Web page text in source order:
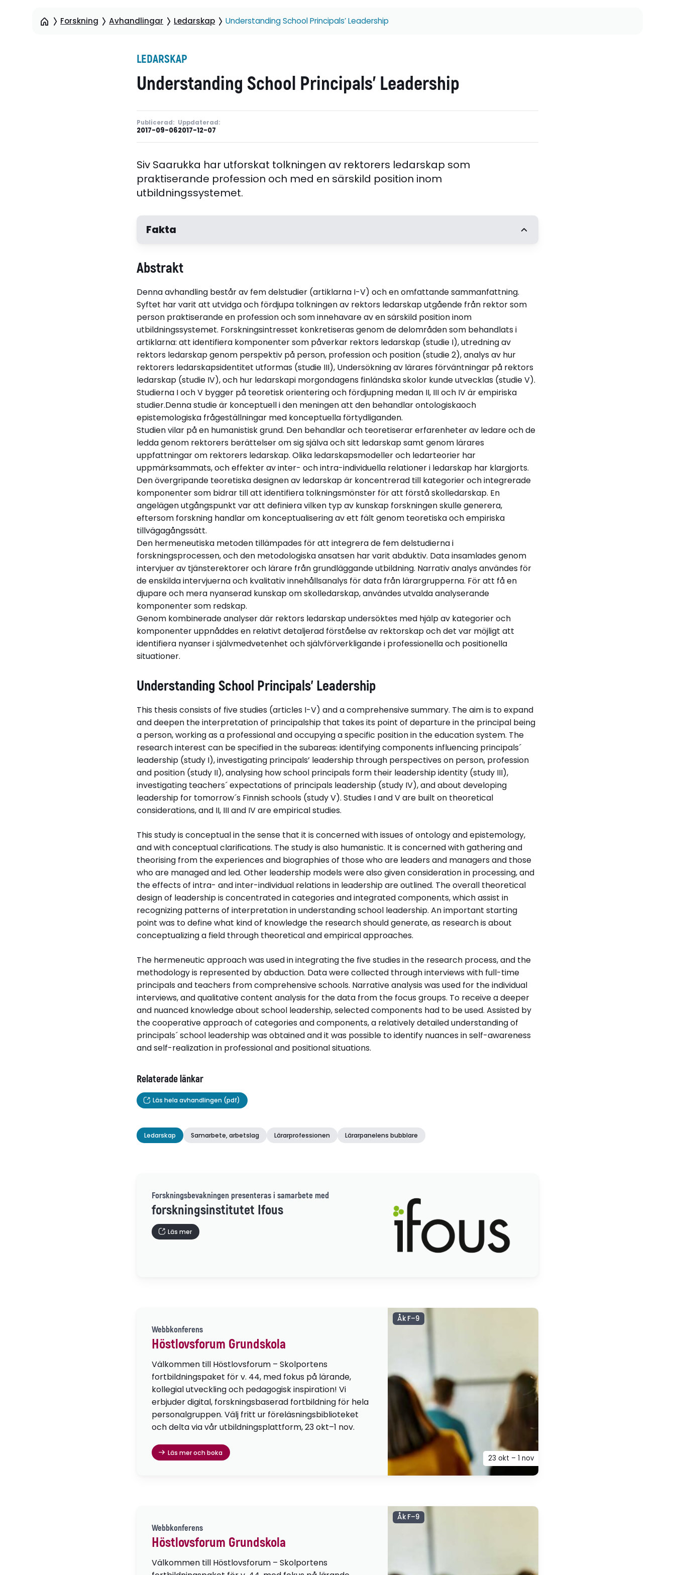
Forskning Avhandlingar Ledarskap Understanding School Principals’ Leadership
LEDARSKAP
Understanding School Principals’ Leadership
Publicerad:
2017-09-06
Uppdaterad:
2017-12-07
Siv Saarukka har utforskat tolkningen av rektorers ledarskap som
praktiserande profession och med en särskild position inom
utbildningssystemet.
Fakta
Siv Saarukka
Disputerat vid
Åbo Akademi
Disputationsdag
2017-09-15
Titel (eng)
Understanding School
Principals’ Leadership
Relaterade länkar
Läs hela avhandlingen (pdf)
Abstrakt
Denna avhandling består av fem delstudier (artiklarna I-V) och en omfattande sammanfattning.
Syftet har varit att utvidga och fördjupa tolkningen av rektors ledarskap utgående från rektor som
person praktiserande en profession och som innehavare av en särskild position inom
utbildningssystemet. Forskningsintresset konkretiseras genom de delområden som behandlats i
artiklarna: att identifiera komponenter som påverkar rektors ledarskap (studie I), utredning av
rektors ledarskap genom perspektiv på person, profession och position (studie 2), analys av hur
rektorers ledarskapsidentitet utformas (studie III), Undersökning av lärares förväntningar på rektors
ledarskap (studie IV), och hur ledarskapi morgondagens finländska skolor kunde utvecklas (studie V).
Studierna I och V bygger på teoretisk orientering och fördjupning medan II, III och IV är empiriska
studier.Denna studie är konceptuell i den meningen att den behandlar ontologiskaoch
epistemologiska frågeställningar med konceptuella förtydliganden.
Studien vilar på en humanistisk grund. Den behandlar och teoretiserar erfarenheter av ledare och de
ledda genom rektorers berättelser om sig själva och sitt ledarskap samt genom lärares
uppfattningar om rektorers ledarskap. Olika ledarskapsmodeller och ledarteorier har
uppmärksammats, och effekter av inter- och intra-individuella relationer i ledarskap har klargjorts.
Den övergripande teoretiska designen av ledarskap är koncentrerad till kategorier och integrerade
komponenter som bidrar till att identifiera tolkningsmönster för att förstå skolledarskap. En
angelägen utgångspunkt var att definiera vilken typ av kunskap forskningen skulle generera,
eftersom forskning handlar om konceptualisering av ett fält genom teoretiska och empiriska
tillvägagångssätt.
Den hermeneutiska metoden tillämpades för att integrera de fem delstudierna i
forskningsprocessen, och den metodologiska ansatsen har varit abduktiv. Data insamlades genom
intervjuer av tjänsterektorer och lärare från grundläggande utbildning. Narrativ analys användes för
de enskilda intervjuerna och kvalitativ innehållsanalys för data från lärargrupperna. För att få en
djupare och mera nyanserad kunskap om skolledarskap, användes utvalda analyserande
komponenter som redskap.
Genom kombinerade analyser där rektors ledarskap undersöktes med hjälp av kategorier och
komponenter uppnåddes en relativt detaljerad förståelse av rektorskap och det var möjligt att
identifiera nyanser i självmedvetenhet och självförverkligande i professionella och positionella
situationer.
Understanding School Principals’ Leadership
This thesis consists of five studies (articles I-V) and a comprehensive summary. The aim is to expand
and deepen the interpretation of principalship that takes its point of departure in the principal being
a person, working as a professional and occupying a specific position in the education system. The
research interest can be specified in the subareas: identifying components influencing principals´
leadership (study I), investigating principals’ leadership through perspectives on person, profession
and position (study II), analysing how school principals form their leadership identity (study III),
investigating teachers´ expectations of principals leadership (study IV), and about developing
leadership for tomorrow´s Finnish schools (study V). Studies I and V are built on theoretical
considerations, and II, III and IV are empirical studies.
This study is conceptual in the sense that it is concerned with issues of ontology and epistemology,
and with conceptual clarifications. The study is also humanistic. It is concerned with gathering and
theorising from the experiences and biographies of those who are leaders and managers and those
who are managed and led. Other leadership models were also given consideration in processing, and
the effects of intra- and inter-individual relations in leadership are outlined. The overall theoretical
design of leadership is concentrated in categories and integrated components, which assist in
recognizing patterns of interpretation in understanding school leadership. An important starting
point was to define what kind of knowledge the research should generate, as research is about
conceptualizing a field through theoretical and empirical approaches.
The hermeneutic approach was used in integrating the five studies in the research process, and the
methodology is represented by abduction. Data were collected through interviews with full-time
principals and teachers from comprehensive schools. Narrative analysis was used for the individual
interviews, and qualitative content analysis for the data from the focus groups. To receive a deeper
and nuanced knowledge about school leadership, selected components had to be used. Assisted by
the cooperative approach of categories and components, a relatively detailed understanding of
principals´ school leadership was obtained and it was possible to identify nuances in self-awareness
and self-realization in professional and positional situations.
Relaterade länkar
Läs hela avhandlingen (pdf)
Ledarskap Samarbete, arbetslag Lärarprofessionen Lärarpanelens bubblare
Forskningsbevakningen presenteras i samarbete med
forskningsinstitutet Ifous
Läs mer
Webbkonferens
Höstlovsforum Grundskola
Välkommen till Höstlovsforum – Skolportens
fortbildningspaket för v. 44, med fokus på lärande,
kollegial utveckling och pedagogisk inspiration! Vi
erbjuder digital, forskningsbaserad fortbildning för hela
personalgruppen. Välj fritt ur föreläsningsbiblioteket
och delta via vår utbildningsplattform, 23 okt–1 nov.
Läs mer och boka
Åk F–9
23 okt – 1 nov
Webbkonferens
Höstlovsforum Grundskola
Välkommen till Höstlovsforum – Skolportens
Åk F–9